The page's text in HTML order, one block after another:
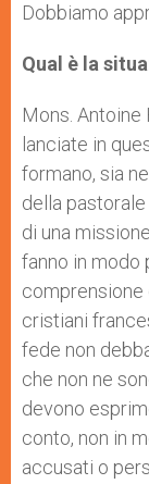
Dobbiamo
Qual è la
Mons.
lanciate in
formano, sia
della
di una
fanno in modo
comprensione
cristiani
fede non
che non ne
devono
conto, non in
accusati o